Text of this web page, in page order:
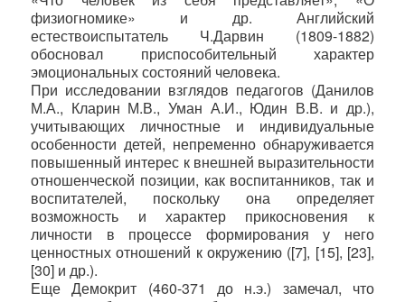
физиогномике» и др. Английский
естествоиспытатель Ч.Дарвин (1809-1882)
обосновал приспособительный характер
эмоциональных состояний человека.
При исследовании взглядов педагогов (Данилов
М.А., Кларин М.В., Уман А.И., Юдин В.В. и др.),
учитывающих личностные и индивидуальные
особенности детей, непременно обнаруживается
повышенный интерес к внешней выразительности
отношенческой позиции, как воспитанников, так и
воспитателей, поскольку она определяет
возможность и характер прикосновения к
личности в процессе формирования у него
ценностных отношений к окружению ([7], [15], [23],
[30] и др.).
Еще Демокрит (460-371 до н.э.) замечал, что